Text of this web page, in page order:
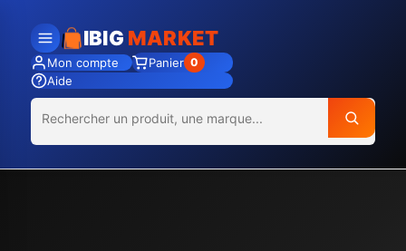
IBIG MARKET
Mon compte Panier 0
Aide